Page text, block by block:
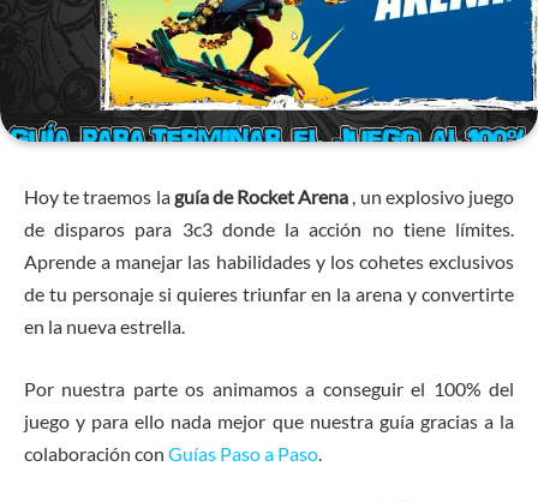
Hoy te traemos laguía de Rocket Arena , un explosivo juego
de disparos para 3c3 donde la acción no tiene límites.
Aprende a manejar las habilidades y los cohetes exclusivos
de tu personaje si quieres triunfar en la arena y convertirte
en la nueva estrella.
Por nuestra parte os animamos a conseguir el 100% del
juego y para ello nada mejor que nuestra guía gracias a la
colaboración con Guías Paso a Paso.